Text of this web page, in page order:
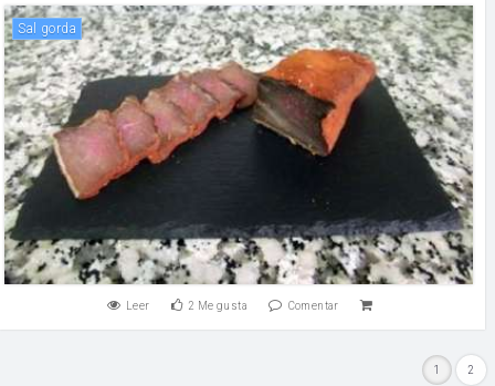
sal gorda
Leer 2 Me gusta Comentar
1 2